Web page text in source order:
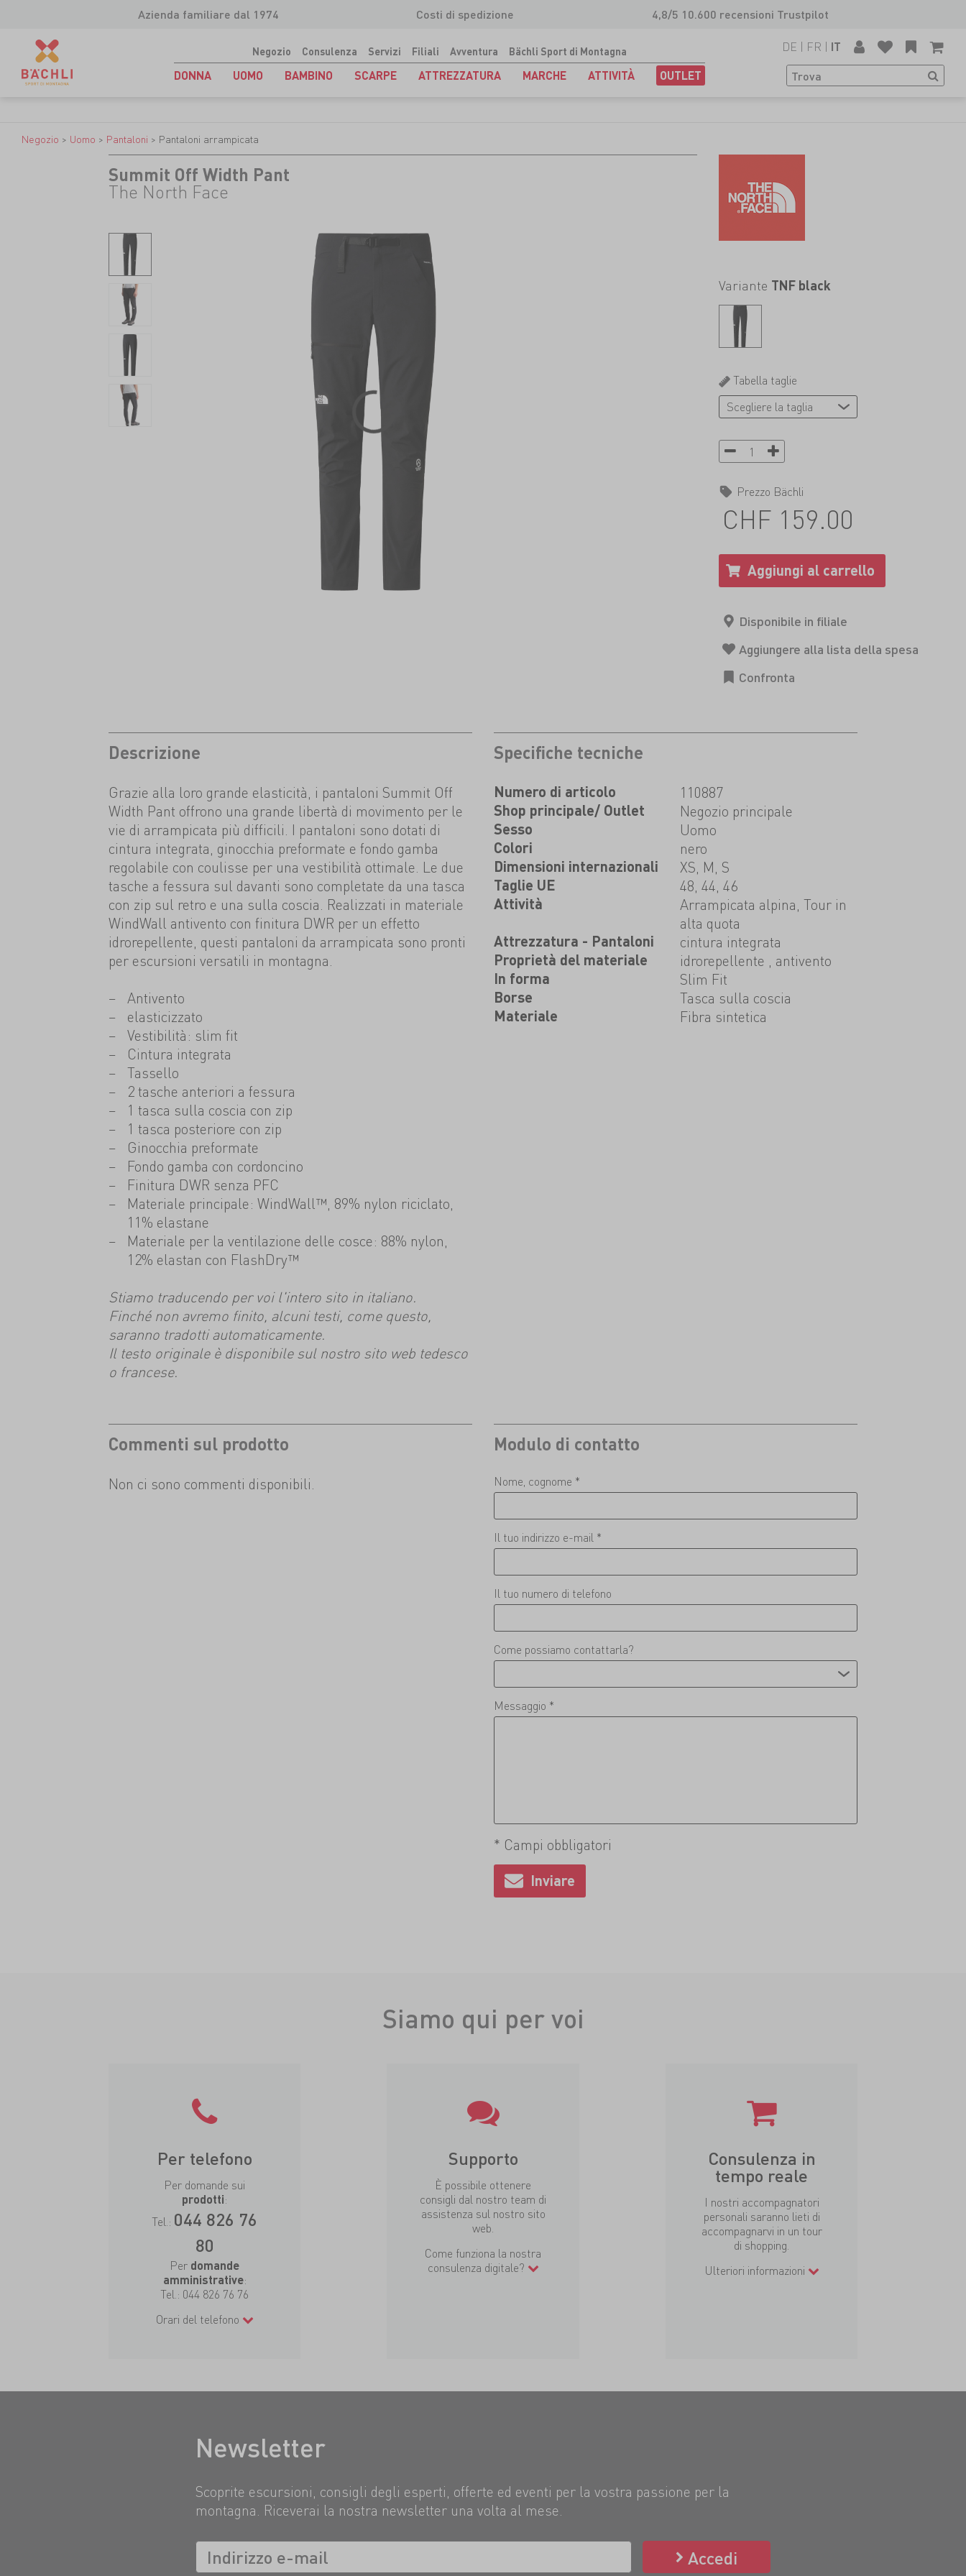
Azienda familiare dal 1974 Costi di spedizione 4,8/5 10.600 recensioni Trustpilot
Negozio Consulenza Servizi Filiali Avventura Bächli Sport di Montagna
DONNA UOMO BAMBINO SCARPE ATTREZZATURA MARCHE ATTIVITÀ OUTLET
DE | FR | IT
Negozio > Uomo > Pantaloni > Pantaloni arrampicata
Summit Off Width Pant
The North Face
Variante TNF black
Tabella taglie
Prezzo Bächli
CHF 159.00
Descrizione
Grazie alla loro grande elasticità, i pantaloni Summit Off
Width Pant offrono una grande libertà di movimento per le
vie di arrampicata più difficili. I pantaloni sono dotati di
cintura integrata, ginocchia preformate e fondo gamba
regolabile con coulisse per una vestibilità ottimale. Le due
tasche a fessura sul davanti sono completate da una tasca
con zip sul retro e una sulla coscia. Realizzati in materiale
WindWall antivento con finitura DWR per un effetto
idrorepellente, questi pantaloni da arrampicata sono pronti
per escursioni versatili in montagna.
Antivento
elasticizzato
Vestibilità: slim fit
Cintura integrata
Tassello
2 tasche anteriori a fessura
1 tasca sulla coscia con zip
1 tasca posteriore con zip
Ginocchia preformate
Fondo gamba con cordoncino
Finitura DWR senza PFC
Materiale principale: WindWall™, 89% nylon riciclato,
11% elastane
Materiale per la ventilazione delle cosce: 88% nylon,
12% elastan con FlashDry™
Stiamo traducendo per voi l'intero sito in italiano.
Finché non avremo finito, alcuni testi, come questo,
saranno tradotti automaticamente.
Il testo originale è disponibile sul nostro sito web tedesco
o francese.
Specifiche tecniche
Numero di articolo 110887
Shop principale/ Outlet Negozio principale
Sesso Uomo
Colori nero
Dimensioni internazionali XS, M, S
Taglie UE 48, 44, 46
Attività
Arrampicata alpina, Tour in
alta quota
Attrezzatura - Pantaloni cintura integrata
Proprietà del materiale idrorepellente , antivento
In forma Slim Fit
Borse Tasca sulla coscia
Materiale Fibra sintetica
Commenti sul prodotto
Non ci sono commenti disponibili.
Modulo di contatto
Nome, cognome *
Il tuo indirizzo e-mail *
Il tuo numero di telefono
Come possiamo contattarla?
Messaggio *
* Campi obbligatori
Siamo qui per voi
Per telefono
Per domande sui
prodotti:
Tel.: 044 826 76
80
Per domande
amministrative:
Tel.: 044 826 76 76
Orari del telefono
Supporto
È possibile ottenere
consigli dal nostro team di
assistenza sul nostro sito
web.
Come funziona la nostra
consulenza digitale?
Consulenza in
tempo reale
I nostri accompagnatori
personali saranno lieti di
accompagnarvi in un tour
di shopping.
Ulteriori informazioni
Newsletter
Scoprite escursioni, consigli degli esperti, offerte ed eventi per la vostra passione per la
montagna. Riceverai la nostra newsletter una volta al mese.
Accedi